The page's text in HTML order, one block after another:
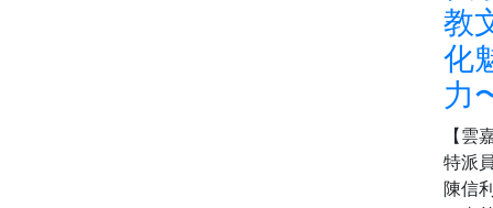
教
化
力
【雲
特派
陳信